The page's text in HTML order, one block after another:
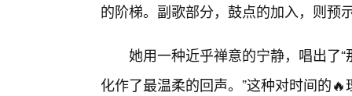
的阶梯。副歌部分，鼓点的加入，则预
她用一种近乎禅意的宁静，唱出了
化作了最温柔的回声。”这种对时间的